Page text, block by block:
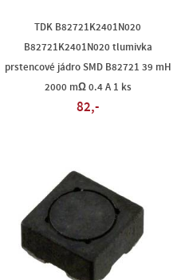
TDK B82721K2401N020
B82721K2401N020 tlumivka
prstencové jádro SMD B82721 39 mH
2000 mΩ 0.4 A 1 ks
82,-